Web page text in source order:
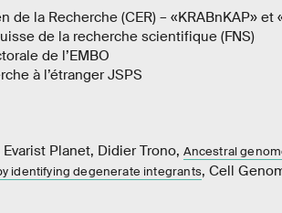
de la Recherche (CER) – «KRABnKAP» et
de la recherche scientifique (FNS)
de l’EMBO
à l’étranger JSPS
Planet, Didier Trono, Ancestral
identifying degenerate integrants, Cell